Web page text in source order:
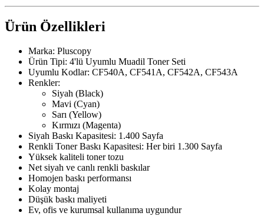
Ürün Özellikleri
Marka: Pluscopy
Ürün Tipi: 4'lü Uyumlu Muadil Toner Seti
Uyumlu Kodlar: CF540A, CF541A, CF542A, CF543A
Renkler:
Siyah (Black)
Mavi (Cyan)
Sarı (Yellow)
Kırmızı (Magenta)
Siyah Baskı Kapasitesi: 1.400 Sayfa
Renkli Toner Baskı Kapasitesi: Her biri 1.300 Sayfa
Yüksek kaliteli toner tozu
Net siyah ve canlı renkli baskılar
Homojen baskı performansı
Kolay montaj
Düşük baskı maliyeti
Ev, ofis ve kurumsal kullanıma uygundur